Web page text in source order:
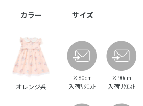
カラー サイズ
オレンジ系
× 80cm
入荷ﾘｸｴｽﾄ
× 90cm
入荷ﾘｸｴｽﾄ